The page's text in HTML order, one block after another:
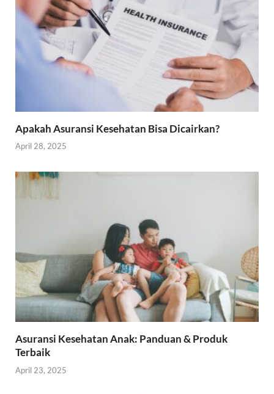
Apakah Asuransi Kesehatan Bisa Dicairkan?
April 28, 2025
Asuransi Kesehatan Anak: Panduan & Produk
Terbaik
April 23, 2025